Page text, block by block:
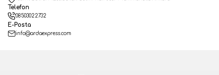
Telefon
08503022732
E-Posta
info@ardaexpress.com